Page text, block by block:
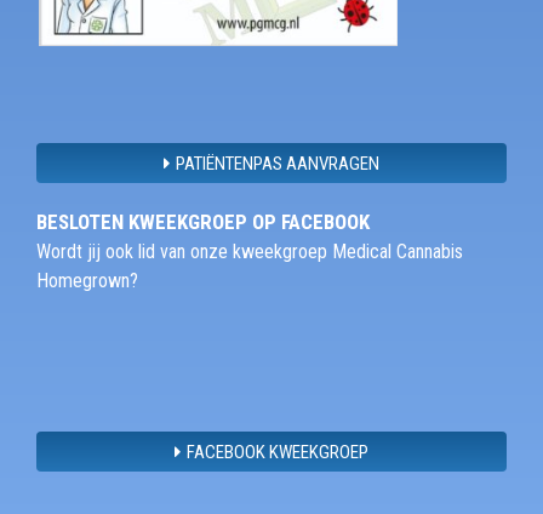
PATIËNTENPAS AANVRAGEN
BESLOTEN KWEEKGROEP OP FACEBOOK
Wordt jij ook lid van onze kweekgroep Medical Cannabis
Homegrown?
FACEBOOK KWEEKGROEP